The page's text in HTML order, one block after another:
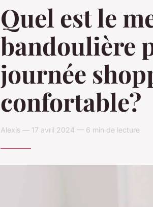
Quel est le
bandoulière
journée
confortable?
Alexis — 17 avril 2024 — 6 min de lecture